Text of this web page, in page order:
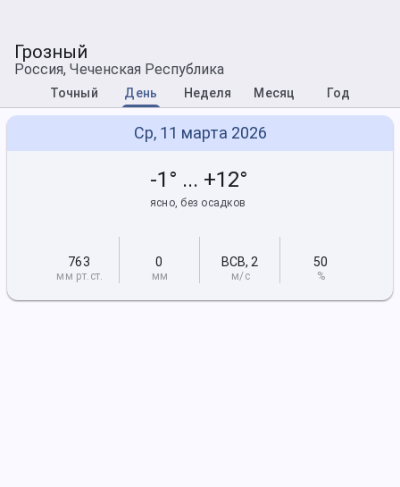
Грозный
Россия, Чеченская Республика
Точный День Неделя Месяц Год
Ср, 11 марта 2026
-1° ... +12°
ясно, без осадков
763
мм рт.ст.
0
мм
ВСВ, 2
м/с
50
%